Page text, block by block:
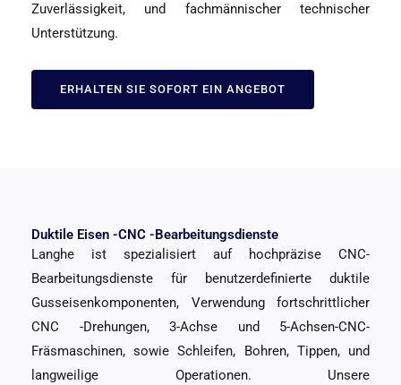
Zuverlässigkeit, und fachmännischer technischer
Unterstützung.
ERHALTEN SIE SOFORT EIN ANGEBOT
Duktile Eisen -CNC -Bearbeitungsdienste
Langhe ist spezialisiert auf hochpräzise CNC-
Bearbeitungsdienste für benutzerdefinierte duktile
Gusseisenkomponenten, Verwendung fortschrittlicher
CNC -Drehungen, 3-Achse und 5-Achsen-CNC-
Fräsmaschinen, sowie Schleifen, Bohren, Tippen, und
langweilige Operationen. Unsere